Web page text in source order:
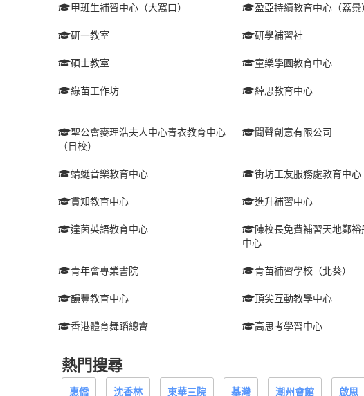
甲班生補習中心（大窩口） 盈亞持續教育中心（荔景）
研一教室 研學補習社
碩士教室 童樂學園教育中心
綠苗工作坊 綽思教育中心
聖公會麥理浩夫人中心青衣教育中心
（日校）
聞聲創意有限公司
蜻蜓音樂教育中心 街坊工友服務處教育中心
貫知教育中心 進升補習中心
達茵英語教育中心
陳校長免費補習天地鄭裕
中心
青年會專業書院 青苗補習學校（北葵）
韻豐教育中心 頂尖互動教學中心
香港體育舞蹈總會 高思考學習中心
熱門搜尋
惠僑 沈香林 東華三院 基灣 潮州會館 啟思